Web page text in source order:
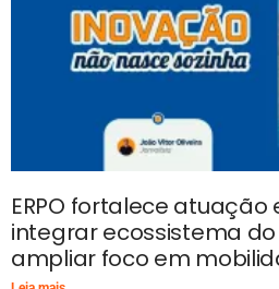
ERPO fortalece
integrar ecossistema do
ampliar foco em